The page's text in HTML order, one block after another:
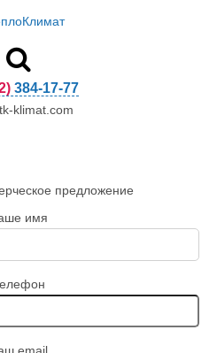
384-17-77
klimat.com
предложение
имя